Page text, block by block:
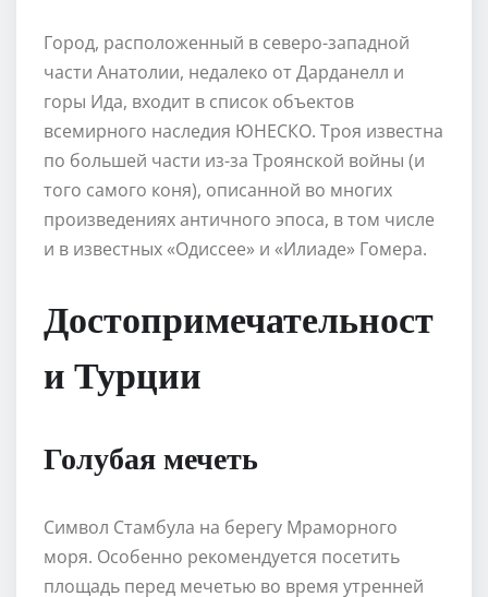
Город, расположенный в северо-западной
части Анатолии, недалеко от Дарданелл и
горы Ида, входит в список объектов
всемирного наследия ЮНЕСКО. Троя известна
по большей части из-за Троянской войны (и
того самого коня), описанной во многих
произведениях античного эпоса, в том числе
и в известных «Одиссее» и «Илиаде» Гомера.
Достопримечательност
и Турции
Голубая мечеть
Символ Стамбула на берегу Мраморного
моря. Особенно рекомендуется посетить
площадь перед мечетью во время утренней